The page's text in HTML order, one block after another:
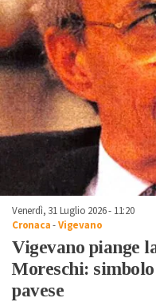
Venerdì, 31 Luglio 2026 - 11:20
Cronaca-Vigevano
Vigevano piange
Moreschi:
pavese